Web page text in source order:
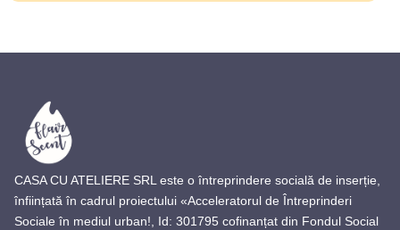
CASA CU ATELIERE SRL este o întreprindere socială de inserție,
înființată în cadrul proiectului «Acceleratorul de Întreprinderi
Sociale în mediul urban!, Id: 301795 cofinanțat din Fondul Social